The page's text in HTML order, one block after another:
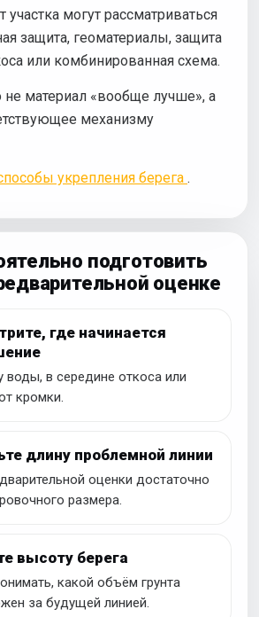
участка могут рассматриваться
защита, геоматериалы, защита
или комбинированная схема.
материал «вообще лучше», а
механизму
укрепления берега .
подготовить
оценке
где начинается
воды, в середине откоса или
кромки.
длину проблемной линии
оценки достаточно
размера.
высоту берега
какой объём грунта
за будущей линией.